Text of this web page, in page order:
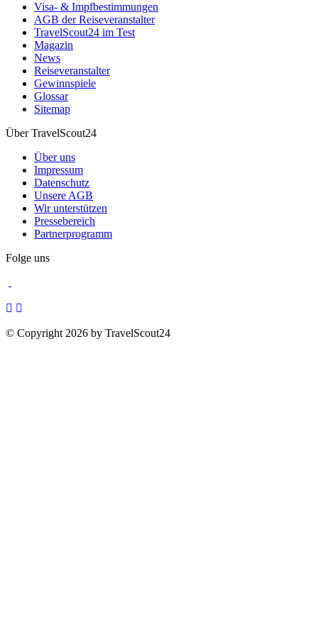
Visa- & Impfbestimmungen
AGB der Reiseveranstalter
TravelScout24 im Test
Magazin
News
Reiseveranstalter
Gewinnspiele
Glossar
Sitemap
Über TravelScout24
Über uns
Impressum
Datenschutz
Unsere AGB
Wir unterstützen
Pressebereich
Partnerprogramm
Folge uns
© Copyright 2026 by TravelScout24